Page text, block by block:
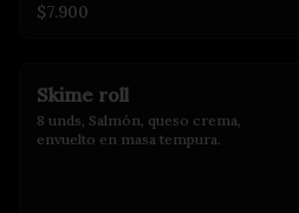
$7.900
Skime roll
8 unds, Salmón, queso crema,
envuelto en masa tempura.